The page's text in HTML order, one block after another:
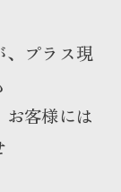
、プラス現
客様には